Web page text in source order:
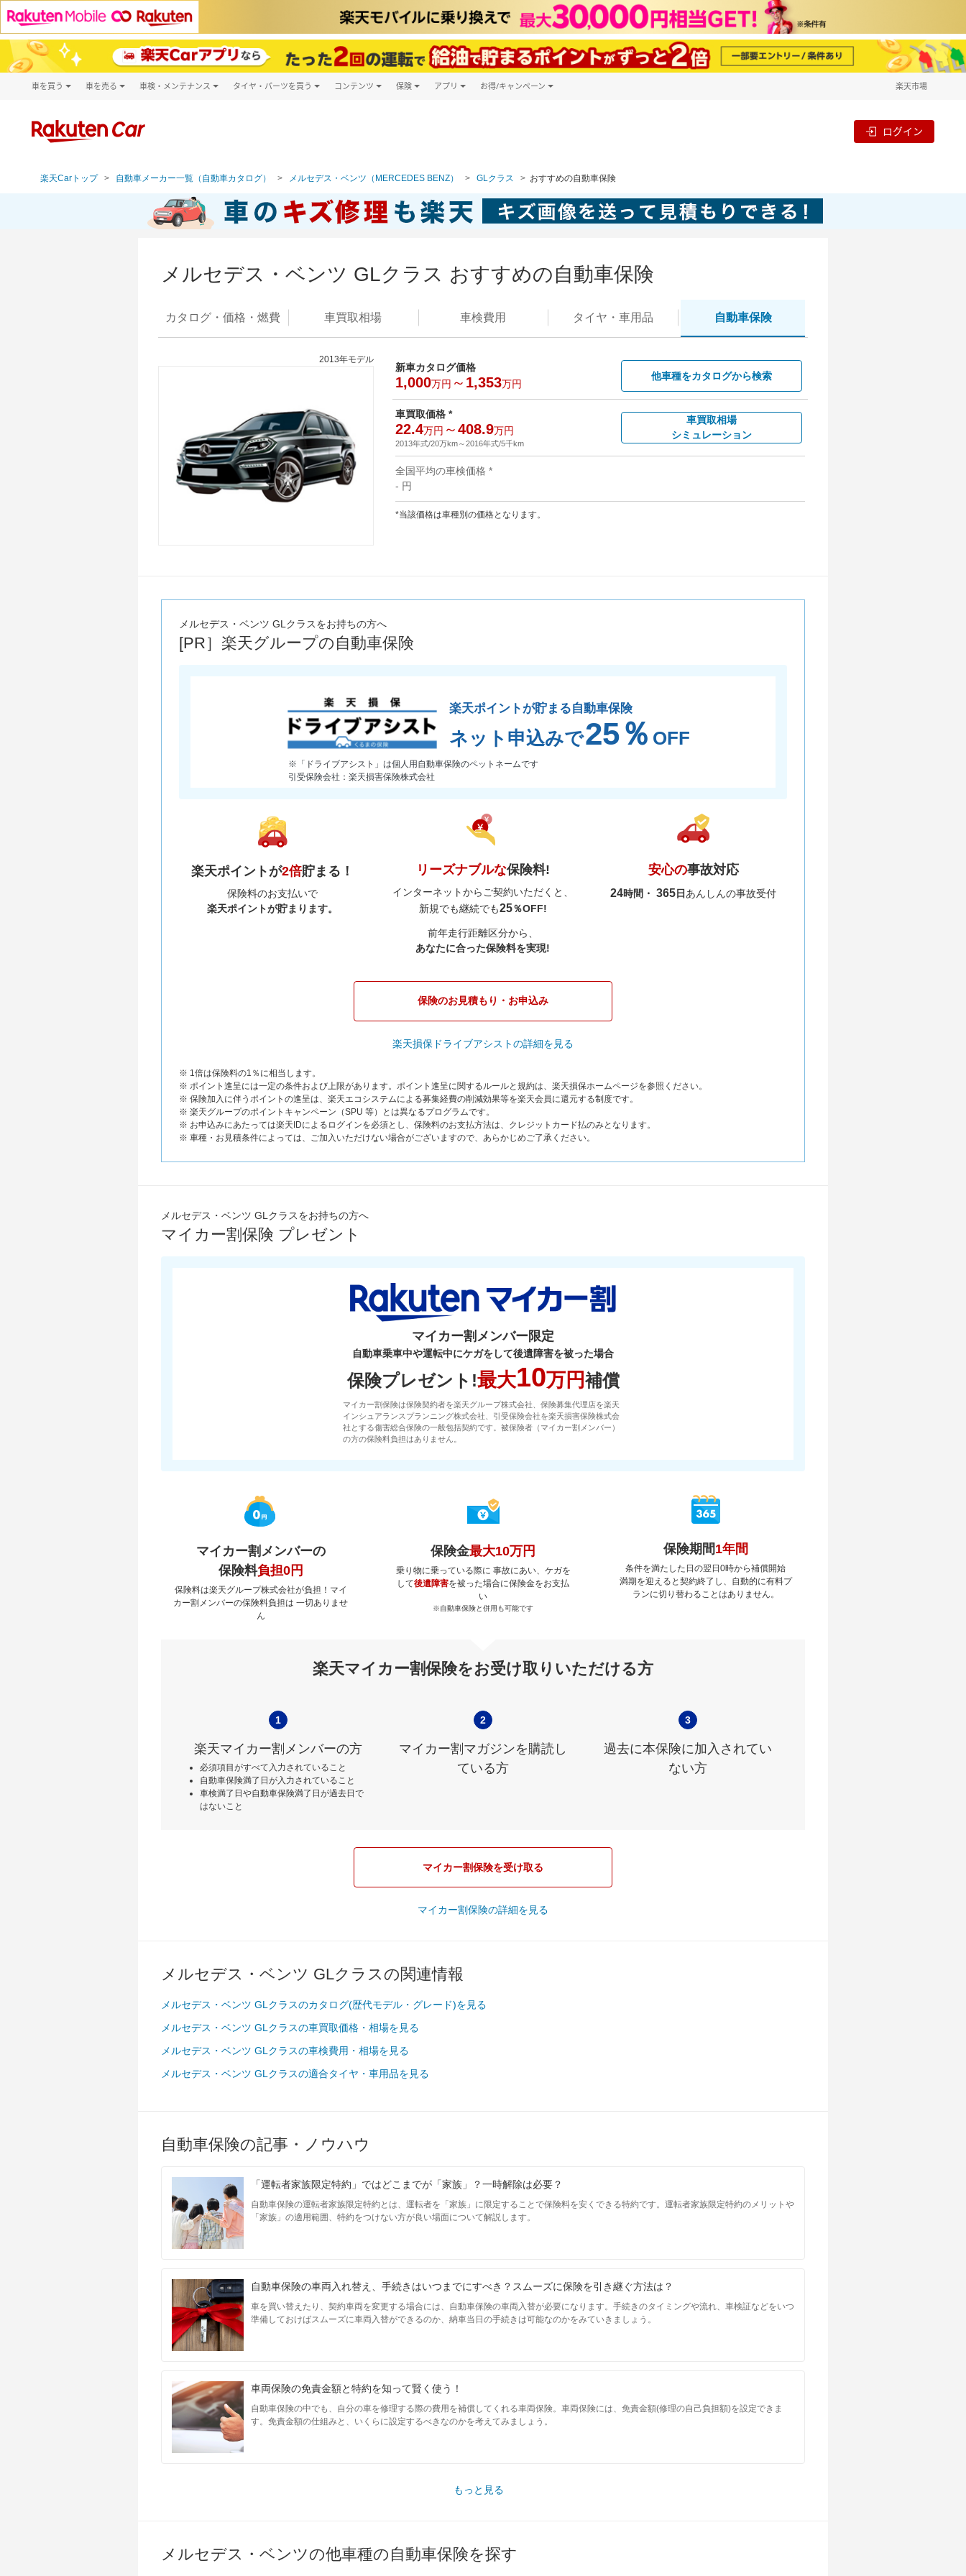
車を買う
新車
車を売る 車検・メンテナンス タイヤ・パーツを買う コンテンツ 保険 アプリ お得/キャンペーン 楽天市場
ログイン
楽天Carトップ 自動車メーカー一覧（自動車カタログ） メルセデス・ベンツ（MERCEDES BENZ） GLクラス おすすめの自動車保険
メルセデス・ベンツ GLクラス おすすめの自動車保険
カタログ・価格・燃費 車買取相場 車検費用 タイヤ・ 車用品 自動車保険
2013年モデル
新車カタログ価格
1,000万円 ～ 1,353万円
他車種をカタログから検索
車買取価格 *
22.4万円 ～408.9万円
2013年式/20万km～2016年式/5千km
車買取相場
シミュレーション
全国平均の車検価格 *
- 円
*当該価格は車種別の価格となります。
メルセデス・ベンツ GLクラスをお持ちの方へ
[PR］楽天グループの自動車保険
楽天ポイントが貯まる自動車保険
ネット申込みで25％ OFF
※「ドライブアシスト」は個人用自動車保険のペットネームです
引受保険会社：楽天損害保険株式会社
楽天ポイントが2倍貯まる！
保険料のお支払いで
楽天ポイントが貯まります。
リーズナブルな保険料!
インターネットからご契約いただくと、
新規でも継続でも25％OFF!
前年走行距離区分から、
あなたに合った保険料を実現!
安心の事故対応
24時間・365日あんしんの事故受付
保険のお見積もり・お申込み
楽天損保ドライブアシストの詳細を見る
※ 1倍は保険料の1％に相当します。
※ ポイント進呈には一定の条件および上限があります。ポイント進呈に関するルールと規約は、楽天損保ホームページを参照ください。
※ 保険加入に伴うポイントの進呈は、楽天エコシステムによる募集経費の削減効果等を楽天会員に還元する制度です。
※ 楽天グループのポイントキャンペーン（SPU 等）とは異なるプログラムです。
※ お申込みにあたっては楽天IDによるログインを必須とし、保険料のお支払方法は、クレジットカード払のみとなります。
※ 車種・お見積条件によっては、ご加入いただけない場合がございますので、あらかじめご了承ください。
メルセデス・ベンツ GLクラスをお持ちの方へ
マイカー割保険 プレゼント
マイカー割メンバー限定
自動車乗車中や運転中にケガをして後遺障害を被った場合
保険プレゼント!最大10万円補償
マイカー割保険は保険契約者を楽天グループ株式会社、保険募集代理店を楽天
インシュアランスプランニング株式会社、引受保険会社を楽天損害保険株式会
社とする傷害総合保険の一般包括契約です。被保険者（マイカー割メンバー）
の方の保険料負担はありません。
マイカー割メンバーの
保険料負担0円
保険料は楽天グループ株式会社が負担！マイ
カー割メンバーの保険料負担は 一切ありませ
ん
保険金最大10万円
乗り物に乗っている際に 事故にあい、ケガを
して後遺障害を被った場合に保険金をお支払
い
※自動車保険と併用も可能です
保険期間1年間
条件を満たした日の翌日0時から補償開始
満期を迎えると契約終了し、自動的に有料プ
ランに切り替わることはありません。
楽天マイカー割保険をお受け取りいただける方
1
楽天マイカー割メンバーの方
必須項目がすべて入力されていること
自動車保険満了日が入力されていること
車検満了日や自動車保険満了日が過去日で
はないこと
2
マイカー割マガジンを購読し
ている方
3
過去に本保険に加入されてい
ない方
マイカー割保険を受け取る
マイカー割保険の詳細を見る
メルセデス・ベンツ GLクラスの関連情報
メルセデス・ベンツ GLクラスのカタログ(歴代モデル・グレード)を見る
メルセデス・ベンツ GLクラスの車買取価格・相場を見る
メルセデス・ベンツ GLクラスの車検費用・相場を見る
メルセデス・ベンツ GLクラスの適合タイヤ・車用品を見る
自動車保険の記事・ノウハウ
「運転者家族限定特約」ではどこまでが「家族」？一時解除は必要？
自動車保険の運転者家族限定特約とは、運転者を「家族」に限定することで保険料を安くできる特約です。運転者家族限定特約のメリットや
「家族」の適用範囲、特約をつけない方が良い場面について解説します。
自動車保険の車両入れ替え、手続きはいつまでにすべき？スムーズに保険を引き継ぐ方法は？
車を買い替えたり、契約車両を変更する場合には、自動車保険の車両入替が必要になります。手続きのタイミングや流れ、車検証などをいつ
準備しておけばスムーズに車両入替ができるのか、納車当日の手続きは可能なのかをみていきましょう。
車両保険の免責金額と特約を知って賢く使う！
自動車保険の中でも、自分の車を修理する際の費用を補償してくれる車両保険。車両保険には、免責金額(修理の自己負担額)を設定できま
す。免責金額の仕組みと、いくらに設定するべきなのかを考えてみましょう。
もっと見る
メルセデス・ベンツの他車種の自動車保険を探す